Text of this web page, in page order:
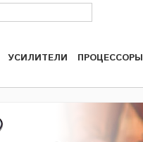
УСИЛИТЕЛИ ПРОЦЕССОРЫ